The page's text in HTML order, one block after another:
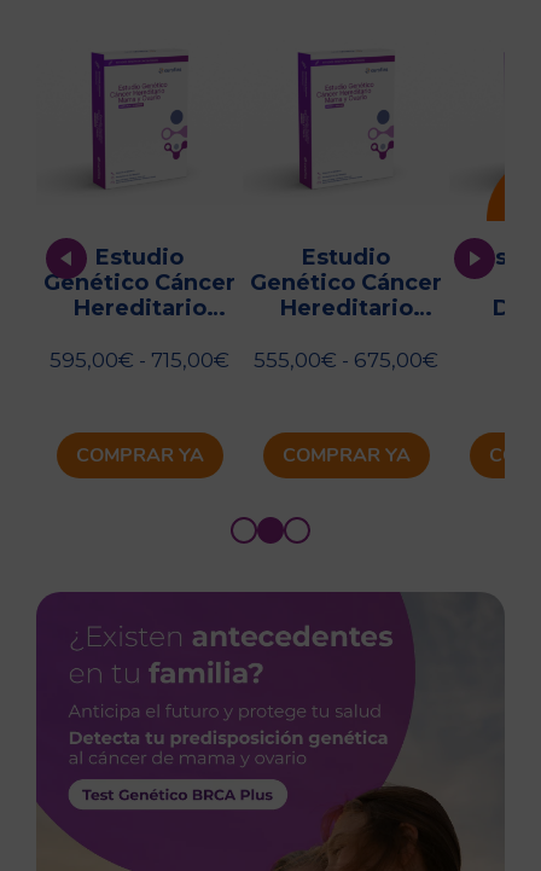
Estudio
Genético Cáncer
Hereditario
Ampliado 20
595,00€ - 715,00€ Rango de precios: desde
COMPRAR YA
Estudio
Genético Cáncer
Hereditario
BRCA1 y BRCA2
555,00€ - 675,00€
COMPRAR YA
Test